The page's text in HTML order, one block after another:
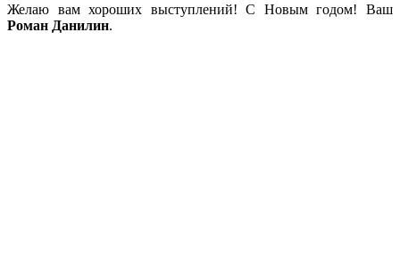
Желаю вам хороших выступлений! С Новым годом! Ваш
Роман Данилин.